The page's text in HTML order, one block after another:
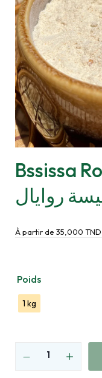
Bssissa
À partir de 35,000 TND
Poids
1 kg